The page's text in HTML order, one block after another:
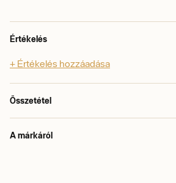
Értékelés
+ Értékelés hozzáadása
Összetétel
A márkáról